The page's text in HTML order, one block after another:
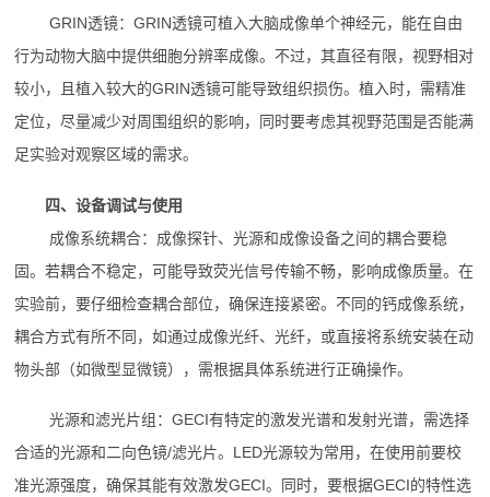
GRIN透镜：GRIN透镜可植入大脑成像单个神经元，能在自由
行为动物大脑中提供细胞分辨率成像。不过，其直径有限，视野相对
较小，且植入较大的GRIN透镜可能导致组织损伤。植入时，需精准
定位，尽量减少对周围组织的影响，同时要考虑其视野范围是否能满
足实验对观察区域的需求。
四、设备调试与使用
成像系统耦合：成像探针、光源和成像设备之间的耦合要稳
固。若耦合不稳定，可能导致荧光信号传输不畅，影响成像质量。在
实验前，要仔细检查耦合部位，确保连接紧密。不同的钙成像系统，
耦合方式有所不同，如通过成像光纤、光纤，或直接将系统安装在动
物头部（如微型显微镜），需根据具体系统进行正确操作。
光源和滤光片组：GECI有特定的激发光谱和发射光谱，需选择
合适的光源和二向色镜/滤光片。LED光源较为常用，在使用前要校
准光源强度，确保其能有效激发GECI。同时，要根据GECI的特性选